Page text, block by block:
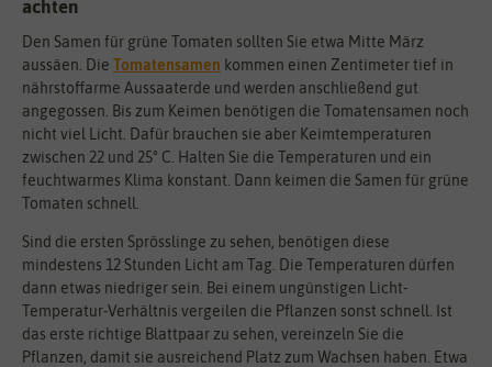
achten
Den Samen für grüne Tomaten sollten Sie etwa Mitte März
aussäen. Die Tomatensamen kommen einen Zentimeter tief in
nährstoffarme Aussaaterde und werden anschließend gut
angegossen. Bis zum Keimen benötigen die Tomatensamen noch
nicht viel Licht. Dafür brauchen sie aber Keimtemperaturen
zwischen 22 und 25° C. Halten Sie die Temperaturen und ein
feuchtwarmes Klima konstant. Dann keimen die Samen für grüne
Tomaten schnell.
Sind die ersten Sprösslinge zu sehen, benötigen diese
mindestens 12 Stunden Licht am Tag. Die Temperaturen dürfen
dann etwas niedriger sein. Bei einem ungünstigen Licht-
Temperatur-Verhältnis vergeilen die Pflanzen sonst schnell. Ist
das erste richtige Blattpaar zu sehen, vereinzeln Sie die
Pflanzen, damit sie ausreichend Platz zum Wachsen haben. Etwa